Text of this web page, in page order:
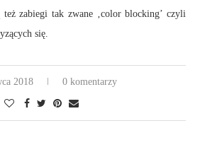
też zabiegi tak zwane ‚color blocking’ czyli
się.
2018 0 komentarzy